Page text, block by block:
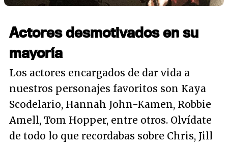
Actores desmotivados en su
mayoría
Los actores encargados de dar vida a
nuestros personajes favoritos son Kaya
Scodelario, Hannah John-Kamen, Robbie
Amell, Tom Hopper, entre otros. Olvídate
de todo lo que recordabas sobre Chris, Jill